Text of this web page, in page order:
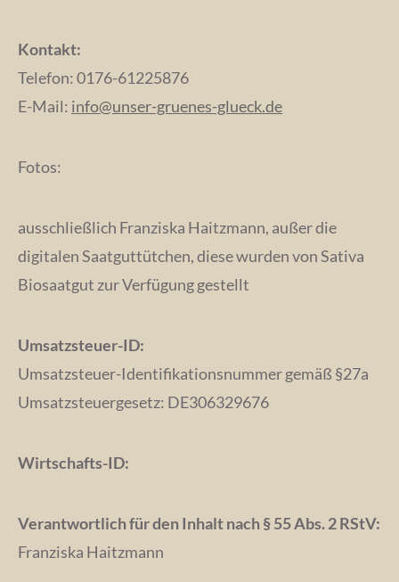
Kontakt:
Telefon: 0176-61225876
E-Mail: info@unser-gruenes-glueck.de
Fotos:
ausschließlich Franziska Haitzmann, außer die
digitalen Saatguttütchen, diese wurden von Sativa
Biosaatgut zur Verfügung gestellt
Umsatzsteuer-ID:
Umsatzsteuer-Identifikationsnummer gemäß §27a
Umsatzsteuergesetz: DE306329676
Wirtschafts-ID:
Verantwortlich für den Inhalt nach § 55 Abs. 2 RStV:
Franziska Haitzmann